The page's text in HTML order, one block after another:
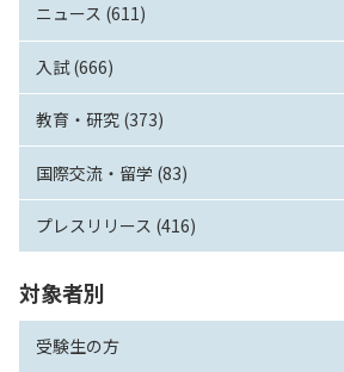
ニュース (611)
入試 (666)
教育・研究 (373)
国際交流・留学 (83)
プレスリリース (416)
対象者別
受験生の方